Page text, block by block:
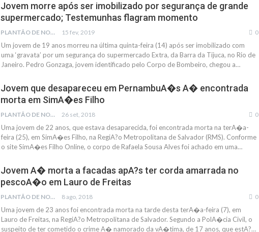
Jovem morre após ser imobilizado por segurança de grande
supermercado; Testemunhas flagram momento
PLANTÃO DE NOTÍCIAS 15 fev, 2019 0
Um jovem de 19 anos morreu na última quinta-feira (14) após ser imobilizado com
uma ‘gravata’ por um segurança do supermercado Extra, da Barra da Tijuca, no Rio de
Janeiro. Pedro Gonzaga, jovem identificado pelo Corpo de Bombeiro, chegou a…
Jovem que desapareceu em PernambuA�s A� encontrada
morta em SimA�es Filho
PLANTÃO DE NOTÍCIAS 26 set, 2018 0
Uma jovem de 22 anos, que estava desaparecida, foi encontrada morta na terA�a-
feira (25), em SimA�es Filho, na RegiA?o Metropolitana de Salvador (RMS). Conforme
o site SimA�es Filho Online, o corpo de Rafaela Sousa Alves foi achado em uma…
Jovem A� morta a facadas apA?s ter corda amarrada no
pescoA�o em Lauro de Freitas
PLANTÃO DE NOTÍCIAS 8 ago, 2018 0
Uma jovem de 23 anos foi encontrada morta na tarde desta terA�a-feira (7), em
Lauro de Freitas, na RegiA?o Metropolitana de Salvador. Segundo a PolA�cia Civil, o
suspeito de ter cometido o crime A� namorado da vA�tima, de 17 anos, que estA?…